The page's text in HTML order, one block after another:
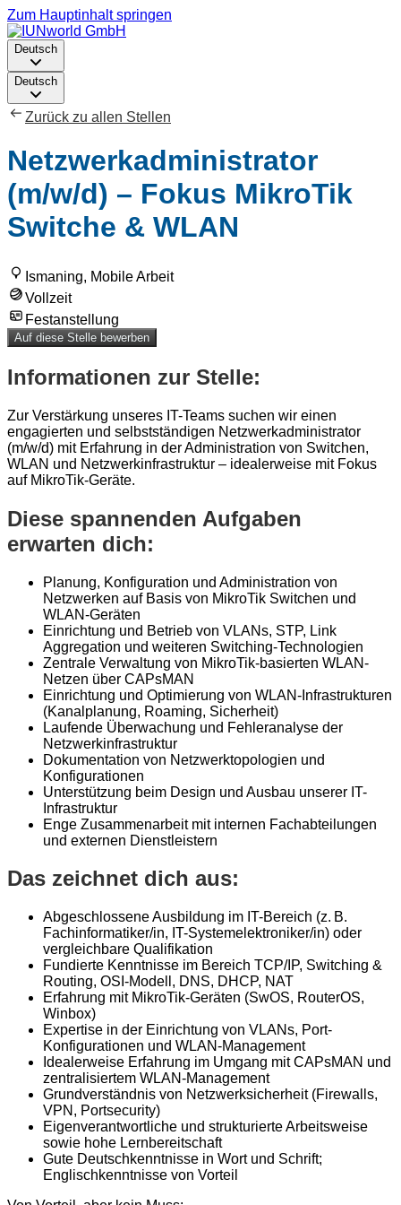
Zum Hauptinhalt springen
Deutsch
Deutsch
Zurück zu allen Stellen
Netzwerkadministrator
(m/w/d) – Fokus MikroTik
Switche & WLAN
Ismaning, Mobile Arbeit
Vollzeit
Festanstellung
Auf diese Stelle bewerben
Informationen zur Stelle:
Zur Verstärkung unseres IT-Teams suchen wir einen
engagierten und selbstständigen Netzwerkadministrator
(m/w/d) mit Erfahrung in der Administration von Switchen,
WLAN und Netzwerkinfrastruktur – idealerweise mit Fokus
auf MikroTik-Geräte.
Diese spannenden Aufgaben
erwarten dich:
Planung, Konfiguration und Administration von
Netzwerken auf Basis von MikroTik Switchen und
WLAN-Geräten
Einrichtung und Betrieb von VLANs, STP, Link
Aggregation und weiteren Switching-Technologien
Zentrale Verwaltung von MikroTik-basierten WLAN-
Netzen über CAPsMAN
Einrichtung und Optimierung von WLAN-Infrastrukturen
(Kanalplanung, Roaming, Sicherheit)
Laufende Überwachung und Fehleranalyse der
Netzwerkinfrastruktur
Dokumentation von Netzwerktopologien und
Konfigurationen
Unterstützung beim Design und Ausbau unserer IT-
Infrastruktur
Enge Zusammenarbeit mit internen Fachabteilungen
und externen Dienstleistern
Das zeichnet dich aus:
Abgeschlossene Ausbildung im IT-Bereich (z. B.
Fachinformatiker/in, IT-Systemelektroniker/in) oder
vergleichbare Qualifikation
Fundierte Kenntnisse im Bereich TCP/IP, Switching &
Routing, OSI-Modell, DNS, DHCP, NAT
Erfahrung mit MikroTik-Geräten (SwOS, RouterOS,
Winbox)
Expertise in der Einrichtung von VLANs, Port-
Konfigurationen und WLAN-Management
Idealerweise Erfahrung im Umgang mit CAPsMAN und
zentralisiertem WLAN-Management
Grundverständnis von Netzwerksicherheit (Firewalls,
VPN, Portsecurity)
Eigenverantwortliche und strukturierte Arbeitsweise
sowie hohe Lernbereitschaft
Gute Deutschkenntnisse in Wort und Schrift;
Englischkenntnisse von Vorteil